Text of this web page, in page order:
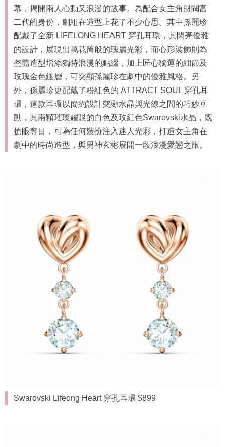
幕，揭開兩人心動又浪漫的故事。為配合女主角財閥富
二代的身份，劇組在造型上花了不少心思。其中孫麗珍
配戴了全新 LIFELONG HEART 穿孔耳環，其閃亮優雅
的設計，展現出萬花筒般的瑰麗光彩，而心形裝飾則為
整體造型增添獨特浪漫的點綴，加上匠心獨運的細節及
玫瑰金色鍍層，可突顯孫麗珍在劇中的優雅風格。另
外，孫麗珍更配戴了粉紅色的 ATTRACT SOUL 穿孔耳
環，這款耳環以簡約設計突顯水晶與光線之間的巧妙互
動，其兩顆璀璨耀眼的白色及玫紅色Swarovski水晶，既
搶眼奪目，可為任何裝扮注入迷人光彩，打造女主角在
劇中的時尚造型，與男神玄彬展開一段浪漫愛戀之旅。
Swarovski Lifeong Heart 穿孔耳環 $899